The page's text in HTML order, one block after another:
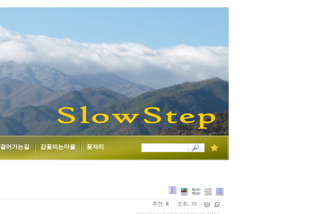
걸어가는길 감꽃피는마을 꽃자리
ㆍ추천: 0 ㆍ조회: 39